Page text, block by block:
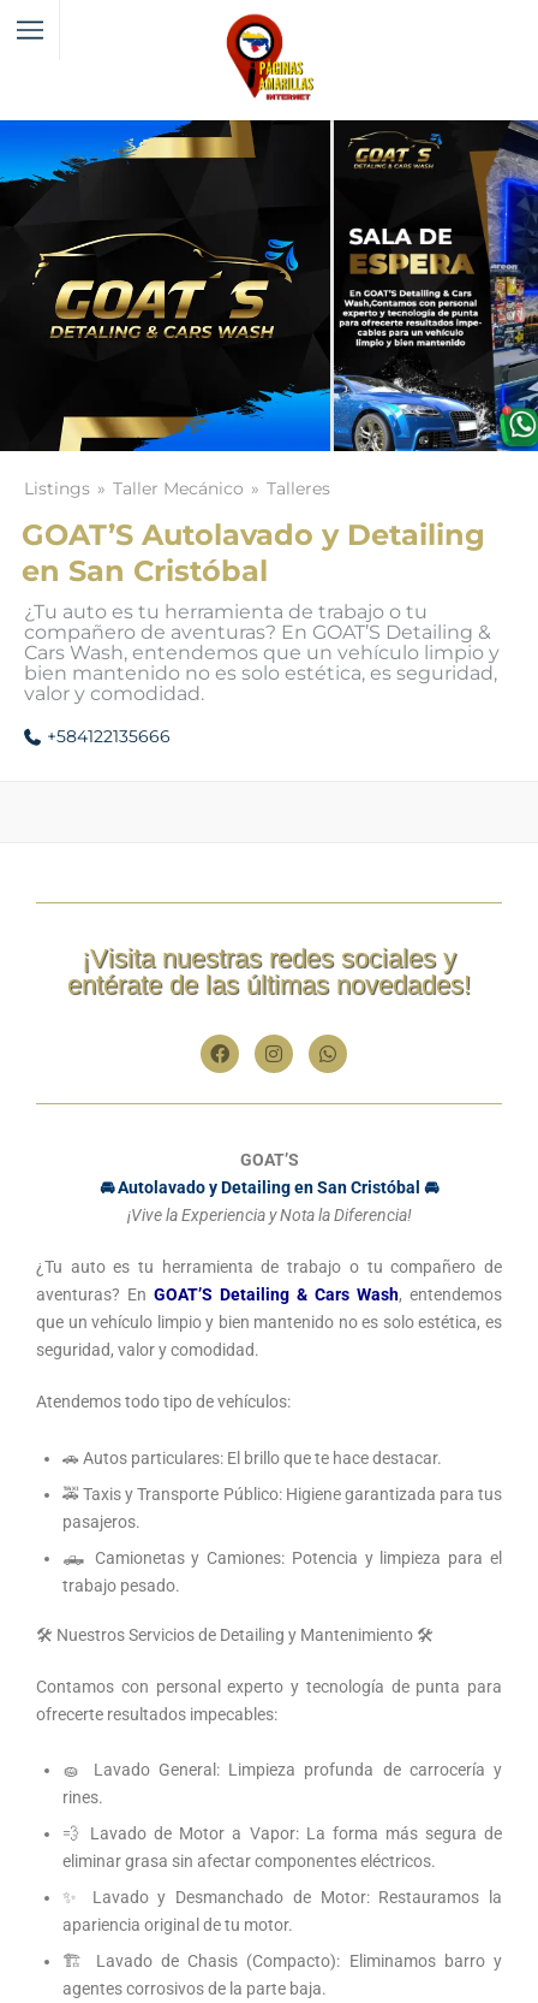
Listings Taller Mecánico Talleres
GOAT’S Autolavado y Detailing
en San Cristóbal
¿Tu auto es tu herramienta de trabajo o tu
compañero de aventuras? En GOAT’S Detailing &
Cars Wash, entendemos que un vehículo limpio y
bien mantenido no es solo estética, es seguridad,
valor y comodidad.
+584122135666
¡Visita nuestras redes sociales y
entérate de las últimas novedades!
GOAT’S
🚘Autolavado y Detailing en San Cristóbal 🚘
¡Vive la Experiencia y Nota la Diferencia!
¿Tu auto es tu herramienta de trabajo o tu compañero de
aventuras? En GOAT’S Detailing & Cars Wash, entendemos
que un vehículo limpio y bien mantenido no es solo estética, es
seguridad, valor y comodidad.
Atendemos todo tipo de vehículos:
🚗 Autos particulares: El brillo que te hace destacar.
🚕Taxis y Transporte Público: Higiene garantizada para tus
pasajeros.
🛻
Camionetas y Camiones: Potencia y limpieza para el
trabajo pesado.
🛠️ Nuestros Servicios de Detailing y Mantenimiento 🛠️
Contamos con personal experto y tecnología de punta para
ofrecerte resultados impecables:
🧽 Lavado General: Limpieza profunda de carrocería y
rines.
💨 Lavado de Motor a Vapor: La forma más segura de
eliminar grasa sin afectar componentes eléctricos.
✨ Lavado y Desmanchado de Motor: Restauramos la
apariencia original de tu motor.
🏗️ Lavado de Chasis (Compacto): Eliminamos barro y
agentes corrosivos de la parte baja.